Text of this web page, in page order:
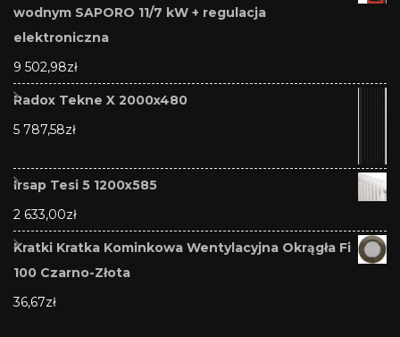
wodnym SAPORO 11/7 kW + regulacja
elektroniczna
9 502,98zł
Radox Tekne X 2000x480
5 787,58zł
Irsap Tesi 5 1200x585
2 633,00zł
Kratki Kratka Kominkowa Wentylacyjna Okrągła Fi
100 Czarno-Złota
36,67zł